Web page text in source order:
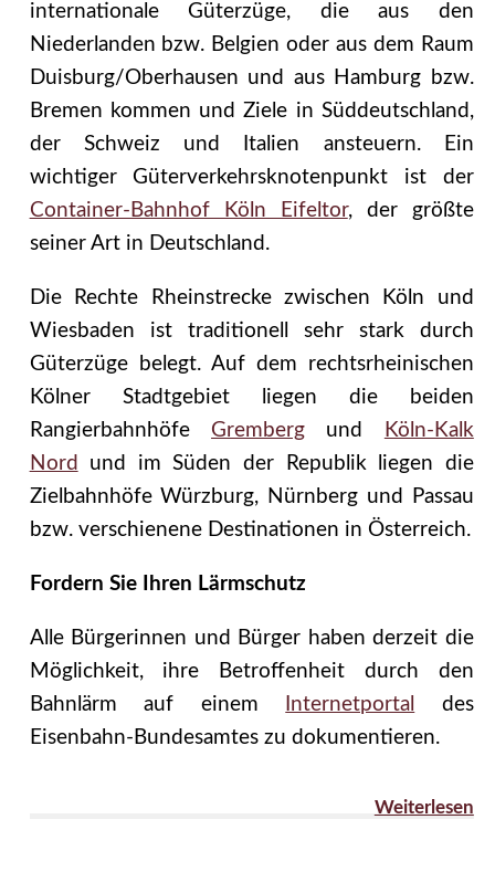
internationale Güterzüge, die aus den
Niederlanden bzw. Belgien oder aus dem Raum
Duisburg/Oberhausen und aus Hamburg bzw.
Bremen kommen und Ziele in Süddeutschland,
der Schweiz und Italien ansteuern. Ein
wichtiger Güterverkehrsknotenpunkt ist der
Container-Bahnhof Köln Eifeltor, der größte
seiner Art in Deutschland.
Die Rechte Rheinstrecke zwischen Köln und
Wiesbaden ist traditionell sehr stark durch
Güterzüge belegt. Auf dem rechtsrheinischen
Kölner Stadtgebiet liegen die beiden
Rangierbahnhöfe Gremberg und
Köln-Kalk
Nord
und im Süden der Republik liegen die
Zielbahnhöfe Würzburg, Nürnberg und Passau
bzw. verschienene Destinationen in Österreich.
Fordern Sie Ihren Lärmschutz
Alle Bürgerinnen und Bürger haben derzeit die
Möglichkeit, ihre Betroffenheit durch den
Bahnlärm auf einem
Internetportal
des
Eisenbahn-Bundesamtes zu dokumentieren.
Weiterlesen